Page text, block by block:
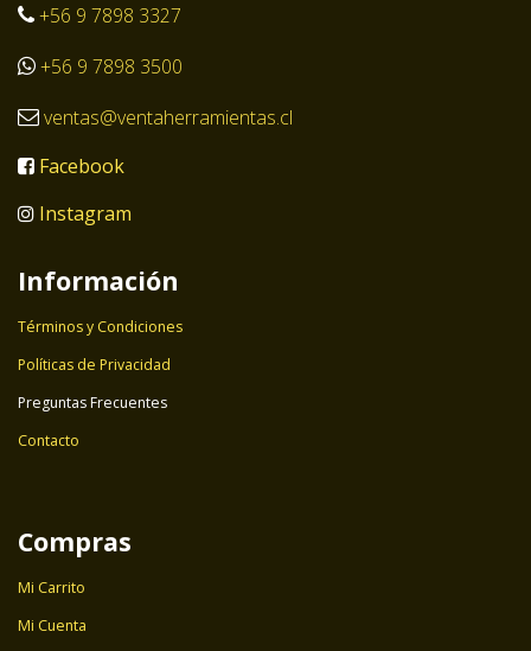
+56 9 7898 3327
+56 9 7898 3500
ventas@ventaherramientas.cl
Facebook
Instagram
Información
Términos y Condiciones
Políticas de Privacidad
Preguntas Frecuentes
Contacto
Compras
Mi Carrito
Mi Cuenta